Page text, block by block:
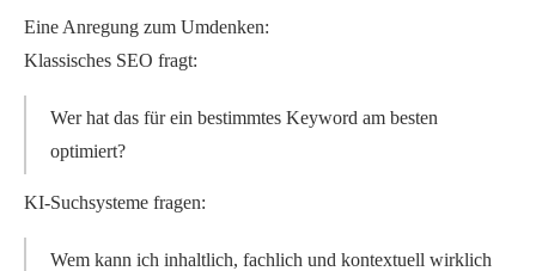
Eine Anregung zum Umdenken:
Klassisches SEO fragt:
Wer hat das für ein bestimmtes Keyword am besten
optimiert?
KI-Suchsysteme fragen:
Wem kann ich inhaltlich, fachlich und kontextuell wirklich